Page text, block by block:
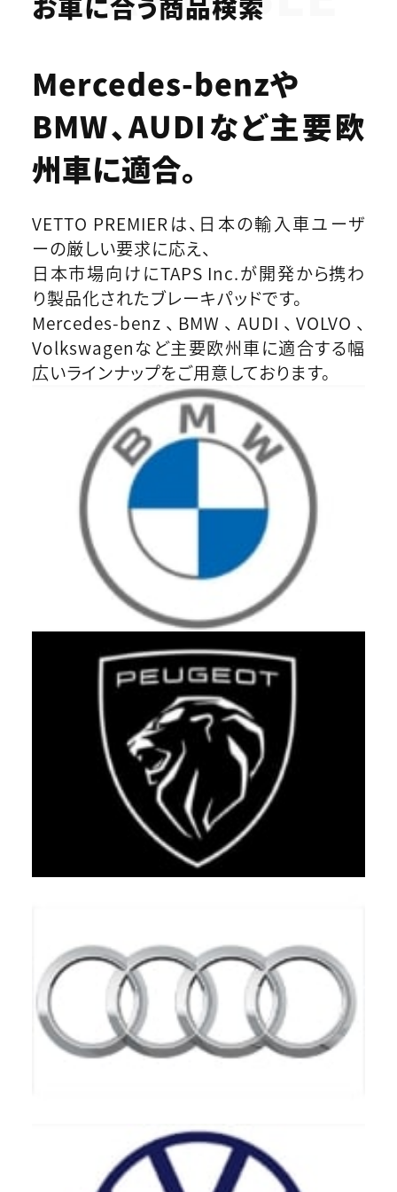
Mercedes-benzや
BMW、AUDIなど主要欧
州車に適合。
VETTO PREMIERは、日本の輸入車ユーザ
ーの厳しい要求に応え、
日本市場向けにTAPS Inc.が開発から携わ
り製品化されたブレーキパッドです。
Mercedes-benz、BMW、AUDI、VOLVO、
Volkswagenなど主要欧州車に適合する幅
広いラインナップをご用意しております。